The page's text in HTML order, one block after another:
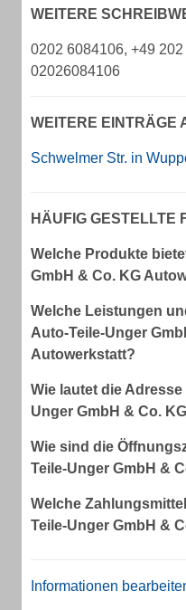
WEITERE
0202 6084106, +49
02026084106
WEITERE EINTRÄGE
Schwelmer Str. in
HÄUFIG GESTELLTE
Welche Produkte
GmbH & Co. KG
Welche Leistungen
Auto-Teile-Unger
Autowerkstatt?
Wie lautet die Adresse
Unger GmbH & Co.
Wie sind die
Teile-Unger GmbH &
Welche
Teile-Unger GmbH &
Informationen